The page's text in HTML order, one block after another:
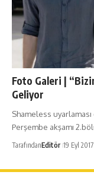
Foto Galeri |
Geliyor
Shameless
Perşembe akşamı
TarafındanEditör 19 Eyl 2017